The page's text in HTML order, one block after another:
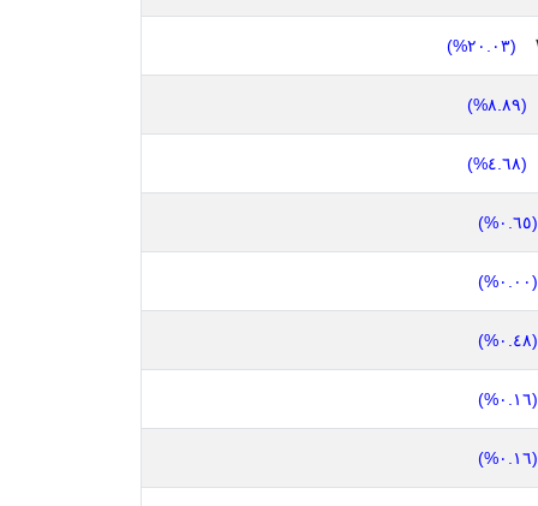
(٢٠.٠٣%)
(٨.٨٩%)
(٤.٦٨%)
(٠.٦٥%)
(٠.٠٠%)
(٠.٤٨%)
(٠.١٦%)
(٠.١٦%)